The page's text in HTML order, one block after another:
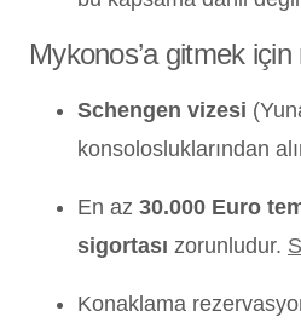
Mykonos’a gitmek
Schengen vizesi
konsolosluklarından
En az 30.000 Euro
sigortası zorunludur.
Konaklama